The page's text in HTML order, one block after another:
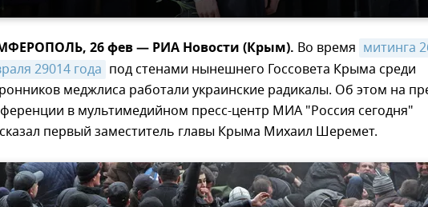
26 фев — РИА Новости (Крым). Во время митинга
29014 года под стенами нынешнего Госсовета Крыма среди
меджлиса работали украинские радикалы. Об этом на
в мультимедийном пресс-центр МИА "Россия сегодня"
первый заместитель главы Крыма Михаил Шеремет.